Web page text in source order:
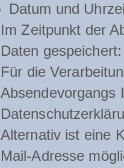
Datum und
Im Zeitpunkt der
Daten gespeichert:
Für die
Absendevorgangs
Alternativ ist eine
Mail-Adresse